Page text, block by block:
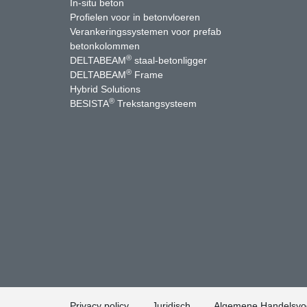
In-situ beton
Profielen voor in betonvloeren
Verankeringssystemen voor prefab
betonkolommen
DELTABEAM® staal-betonligger
DELTABEAM® Frame
Hybrid Solutions
BESISTA® Trekstangsysteem